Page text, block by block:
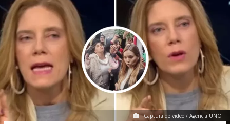
Captura de video / Agencia UNO